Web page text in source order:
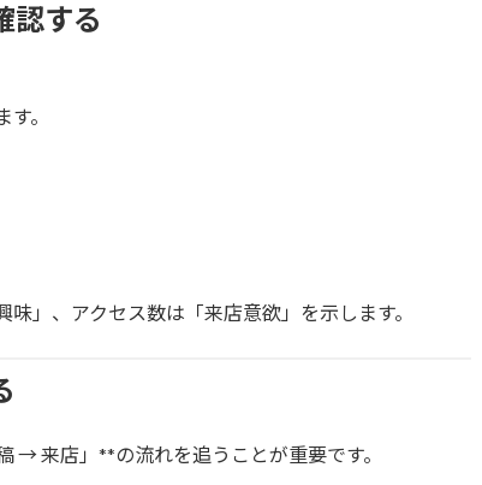
認する
。
」、アクセス数は「来店意欲」を示します。
→ 来店」**の流れを追うことが重要です。